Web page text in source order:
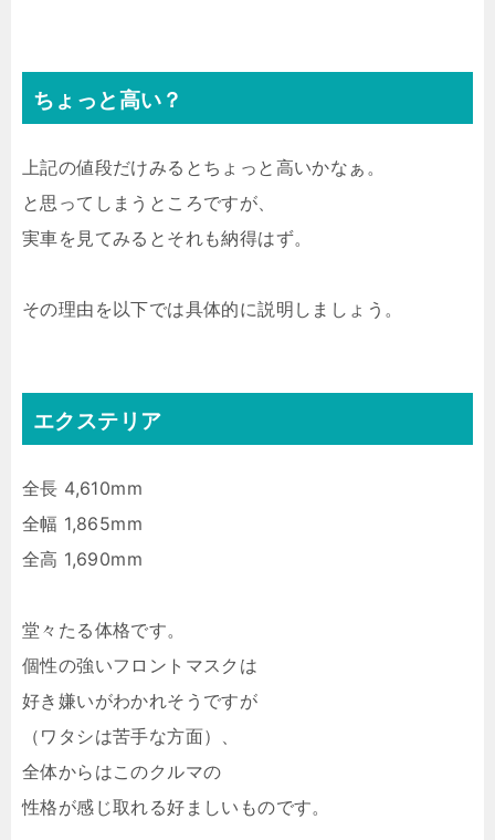
ちょっと高い？
上記の値段だけみるとちょっと高いかなぁ。
と思ってしまうところですが、
実車を見てみるとそれも納得はず。
その理由を以下では具体的に説明しましょう。
エクステリア
全長 4,610mm
全幅 1,865mm
全高 1,690mm
堂々たる体格です。
個性の強いフロントマスクは
好き嫌いがわかれそうですが
（ワタシは苦手な方面）、
全体からはこのクルマの
性格が感じ取れる好ましいものです。